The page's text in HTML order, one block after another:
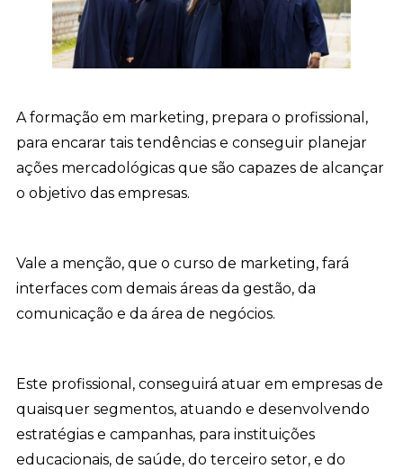
A formação em marketing, prepara o profissional,
para encarar tais tendências e conseguir planejar
ações mercadológicas que são capazes de alcançar
o objetivo das empresas.
Vale a menção, que o curso de marketing, fará
interfaces com demais áreas da gestão, da
comunicação e da área de negócios.
Este profissional, conseguirá atuar em empresas de
quaisquer segmentos, atuando e desenvolvendo
estratégias e campanhas, para instituições
educacionais, de saúde, do terceiro setor, e do